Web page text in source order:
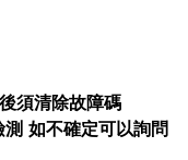
須清除故障碼
如不確定可以詢問